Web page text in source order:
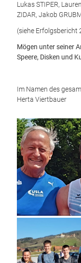
Lukas STIPER,
ZIDAR, Jakob
(siehe Erfolgsbericht
Mögen unter seiner
Speere, Disken und
Im Namen des
Herta Viertbauer